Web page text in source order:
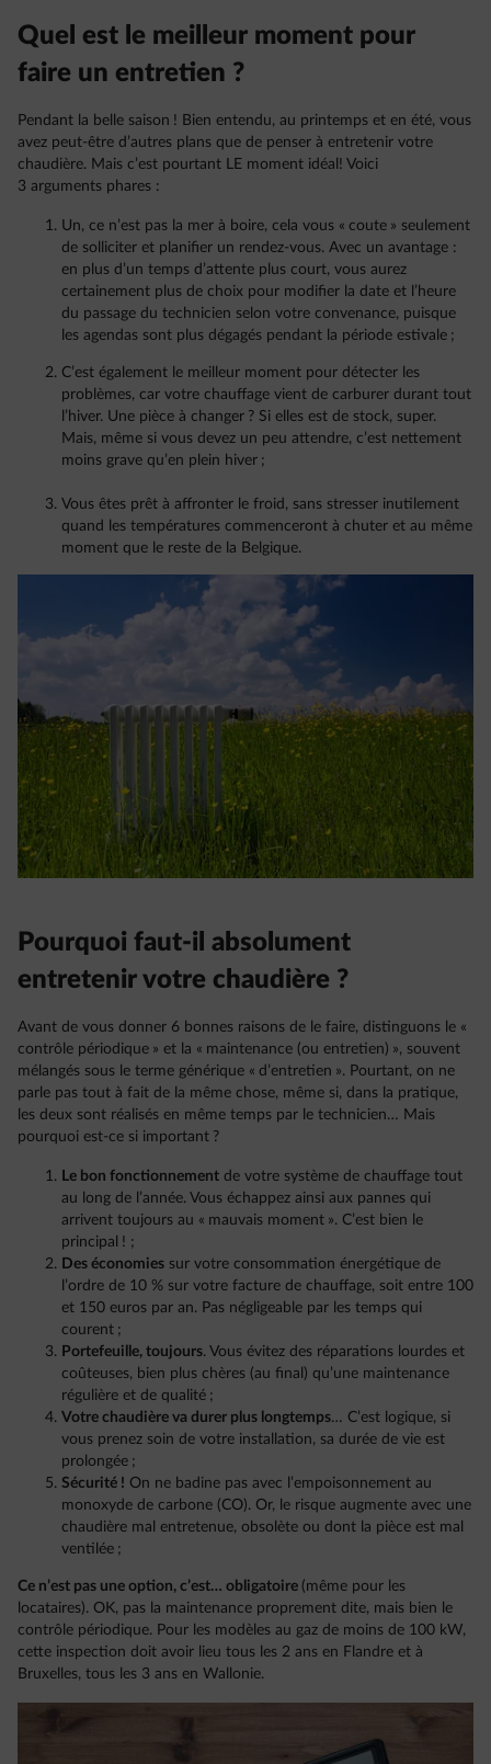
Quel est le meilleur moment pour
faire un entretien ?
Pendant la belle saison ! Bien entendu, au printemps et en été, vous
avez peut-être d’autres plans que de penser à entretenir votre
chaudière. Mais c’est pourtant LE moment idéal! Voici
3 arguments phares :
Un, ce n’est pas la mer à boire, cela vous « coute » seulement
de solliciter et planifier un rendez-vous. Avec un avantage :
en plus d’un temps d’attente plus court, vous aurez
certainement plus de choix pour modifier la date et l’heure
du passage du technicien selon votre convenance, puisque
les agendas sont plus dégagés pendant la période estivale ;
C’est également le meilleur moment pour détecter les
problèmes, car votre chauffage vient de carburer durant tout
l’hiver. Une pièce à changer ? Si elles est de stock, super.
Mais, même si vous devez un peu attendre, c’est nettement
moins grave qu’en plein hiver ;
Vous êtes prêt à affronter le froid, sans stresser inutilement
quand les températures commenceront à chuter et au même
moment que le reste de la Belgique.
Pourquoi faut-il absolument
entretenir votre chaudière ?
Avant de vous donner 6 bonnes raisons de le faire, distinguons le «
contrôle périodique » et la « maintenance (ou entretien) », souvent
mélangés sous le terme générique « d’entretien ». Pourtant, on ne
parle pas tout à fait de la même chose, même si, dans la pratique,
les deux sont réalisés en même temps par le technicien… Mais
pourquoi est-ce si important ?
Le bon fonctionnement de votre système de chauffage tout
au long de l’année. Vous échappez ainsi aux pannes qui
arrivent toujours au « mauvais moment ». C’est bien le
principal ! ;
Des économies sur votre consommation énergétique de
l’ordre de 10 % sur votre facture de chauffage, soit entre 100
et 150 euros par an. Pas négligeable par les temps qui
courent ;
Portefeuille, toujours. Vous évitez des réparations lourdes et
coûteuses, bien plus chères (au final) qu’une maintenance
régulière et de qualité ;
Votre chaudière va durer plus longtemps… C’est logique, si
vous prenez soin de votre installation, sa durée de vie est
prolongée ;
Sécurité ! On ne badine pas avec l’empoisonnement au
monoxyde de carbone (CO). Or, le risque augmente avec une
chaudière mal entretenue, obsolète ou dont la pièce est mal
ventilée ;
Ce n’est pas une option, c’est… obligatoire (même pour les
locataires). OK, pas la maintenance proprement dite, mais bien le
contrôle périodique. Pour les modèles au gaz de moins de 100 kW,
cette inspection doit avoir lieu tous les 2 ans en Flandre et à
Bruxelles, tous les 3 ans en Wallonie.